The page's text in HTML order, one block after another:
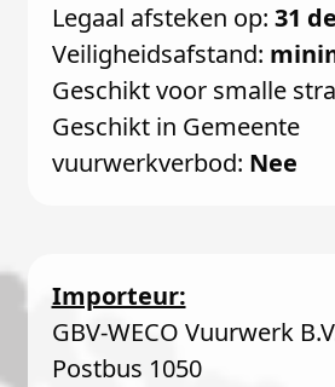
Legaal afsteken op: 31
Veiligheidsafstand:
Geschikt voor smalle
Geschikt in Gemeente
vuurwerkverbod: Nee
Importeur:
GBV-WECO Vuurwerk
Postbus 1050